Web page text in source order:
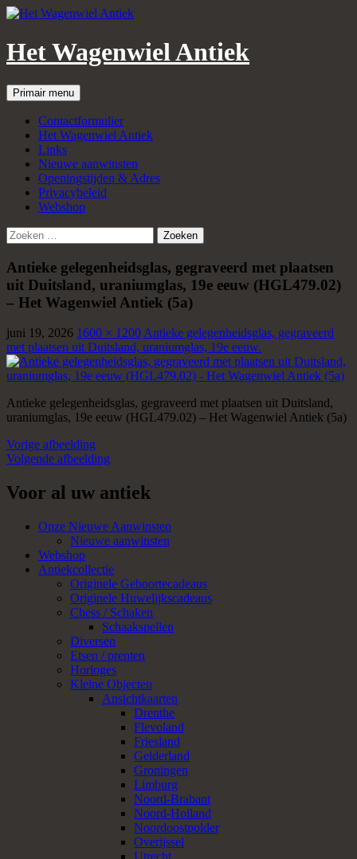
Het Wagenwiel Antiek
Zoeken
Primair menu
naar
inhoud
Contactformulier
Het Wagenwiel Antiek
Links
Nieuwe aanwinsten
Openingstijden & Adres
Privacybeleid
Webshop
Zoeken
naar:
Antieke gelegenheidsglas, gegraveerd met plaatsen
uit Duitsland, uraniumglas, 19e eeuw (HGL479.02)
– Het Wagenwiel Antiek (5a)
juni 19, 2026 1600 × 1200 Antieke gelegenheidsglas, gegraveerd
met plaatsen uit Duitsland, uraniumglas, 19e eeuw.
Antieke gelegenheidsglas, gegraveerd met plaatsen uit Duitsland,
uraniumglas, 19e eeuw (HGL479.02) – Het Wagenwiel Antiek (5a)
Vorige afbeelding
Volgende afbeelding
Voor al uw antiek
Onze Nieuwe Aanwinsten
Nieuwe aanwinsten
Webshop
Antiekcollectie
Originele Geboortecadeaus
Originele Huwelijkscadeaus
Chess / Schaken
Schaakspellen
Diversen
Etsen / prenten
Horloges
Kleine Objecten
Ansichtkaarten
Drenthe
Flevoland
Friesland
Gelderland
Groningen
Limburg
Noord-Brabant
Noord-Holland
Noordoostpolder
Overijssel